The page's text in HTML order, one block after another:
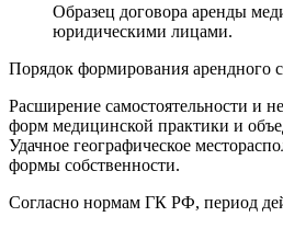
Образец договора аренды
юридическими лицами.
Порядок формирования арендного
Расширение самостоятельности и
форм медицинской практики и
Удачное географическое
формы собственности.
Согласно нормам ГК РФ, период